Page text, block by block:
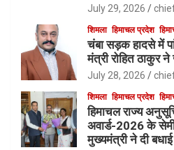
July 29, 2026
शिमला हिमाचल प्रदेश
चंबा सड़क हादसे में
मंत्री रोहित ठाकुर
July 28, 2026
शिमला हिमाचल प्रदेश
हिमाचल राज्य
अवार्ड-2026 के
मुख्यमंत्री ने दी बधाई